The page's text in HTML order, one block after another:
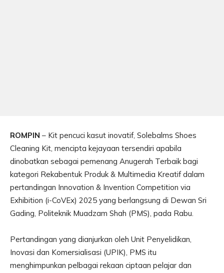
ROMPIN – Kit pencuci kasut inovatif, Solebalms Shoes
Cleaning Kit, mencipta kejayaan tersendiri apabila
dinobatkan sebagai pemenang Anugerah Terbaik bagi
kategori Rekabentuk Produk & Multimedia Kreatif dalam
pertandingan Innovation & Invention Competition via
Exhibition (i-CoVEx) 2025 yang berlangsung di Dewan Sri
Gading, Politeknik Muadzam Shah (PMS), pada Rabu.
Pertandingan yang dianjurkan oleh Unit Penyelidikan,
Inovasi dan Komersialisasi (UPIK), PMS itu
menghimpunkan pelbagai rekaan ciptaan pelajar dan